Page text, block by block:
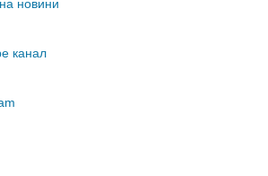
новини
канал